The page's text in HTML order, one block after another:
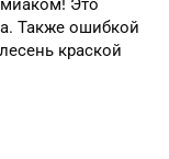
Это
Также ошибкой
краской